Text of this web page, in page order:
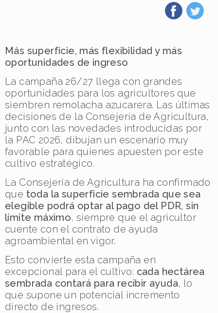
Más superficie, más flexibilidad y más
oportunidades de ingreso
La campaña 26/27 llega con grandes
oportunidades para los agricultores que
siembren remolacha azucarera. Las últimas
decisiones de la Consejería de Agricultura,
junto con las novedades introducidas por
la PAC 2026, dibujan un escenario muy
favorable para quienes apuesten por este
cultivo estratégico.
La Consejería de Agricultura ha confirmado
que toda la superficie sembrada que sea
elegible podrá optar al pago del PDR, sin
límite máximo, siempre que el agricultor
cuente con el contrato de ayuda
agroambiental en vigor.
Esto convierte esta campaña en
excepcional para el cultivo: cada hectárea
sembrada contará para recibir ayuda, lo
que supone un potencial incremento
directo de ingresos.